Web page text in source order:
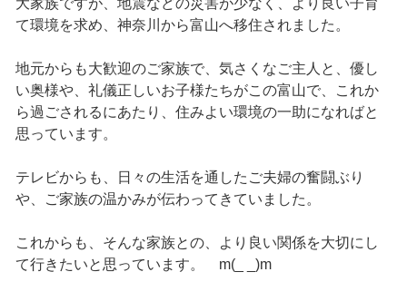
大家族ですが、地震などの災害が少なく、より良い子育
て環境を求め、神奈川から富山へ移住されました。
地元からも大歓迎のご家族で、気さくなご主人と、優し
い奥様や、礼儀正しいお子様たちがこの富山で、これか
ら過ごされるにあたり、住みよい環境の一助になればと
思っています。
テレビからも、日々の生活を通したご夫婦の奮闘ぶり
や、ご家族の温かみが伝わってきていました。
これからも、そんな家族との、より良い関係を大切にし
て行きたいと思っています。 m(_ _)m